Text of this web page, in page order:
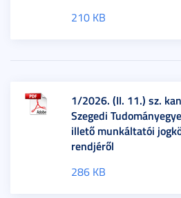
210 KB
1/2026. (II. 11.) sz.
Szegedi
illető munkáltatói
rendjéről
286 KB